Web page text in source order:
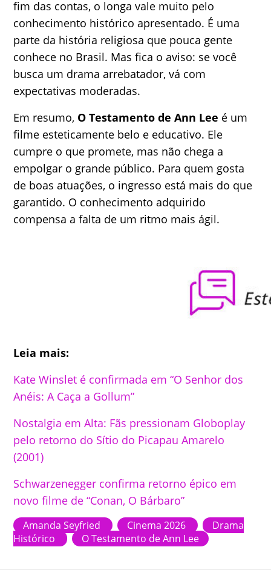
fim das contas, o longa vale muito pelo
conhecimento histórico apresentado. É uma
parte da história religiosa que pouca gente
conhece no Brasil. Mas fica o aviso: se você
busca um drama arrebatador, vá com
expectativas moderadas.
Em resumo, O Testamento de Ann Lee é um
filme esteticamente belo e educativo. Ele
cumpre o que promete, mas não chega a
empolgar o grande público. Para quem gosta
de boas atuações, o ingresso está mais do que
garantido. O conhecimento adquirido
compensa a falta de um ritmo mais ágil.
Leia mais:
Kate Winslet é confirmada em “O Senhor dos
Anéis: A Caça a Gollum”
Nostalgia em Alta: Fãs pressionam Globoplay
pelo retorno do Sítio do Picapau Amarelo
(2001)
Schwarzenegger confirma retorno épico em
novo filme de “Conan, O Bárbaro”
Amanda Seyfried Cinema 2026
Drama
Histórico
O Testamento de Ann Lee